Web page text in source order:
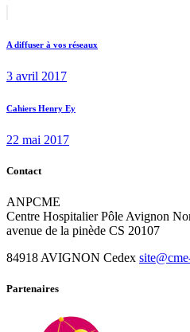
de
A diffuser à vos réseaux
3 avril 2017
Next
Cahiers Henry Ey
22 mai 2017
Contact
ANPCME
Centre Hospitalier Pôle Avignon
avenue de la pinède CS 20107
84918 AVIGNON Cedex
Partenaires